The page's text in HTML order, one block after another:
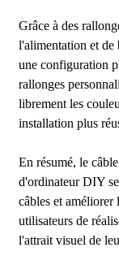
Grâce à des
l'alimentation et de
une configuration
rallonges
librement les
installation plus
En résumé, le
d'ordinateur DIY
câbles et améliorer
utilisateurs de
l'attrait visuel de